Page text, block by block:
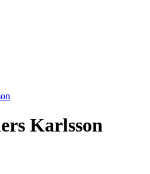
Karlsson